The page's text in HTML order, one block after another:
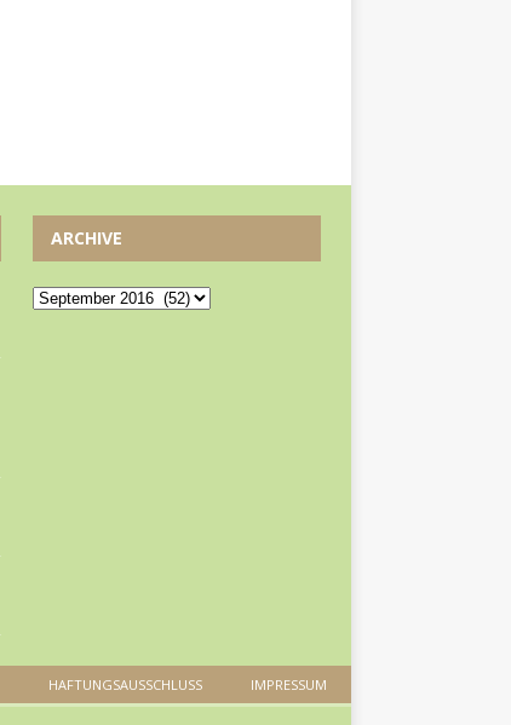
ARCHIVE
HAFTUNGSAUSSCHLUSS IMPRESSUM